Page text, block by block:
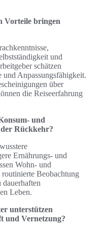
Vorteile bringen
und
schätzen
Anpassungsfähigkeit.
über
die Reiseerfahrung
und
Rückkehr?
Ernährungs- und
Wohn- und
Beobachtung
Leben.
unterstützen
und Vernetzung?